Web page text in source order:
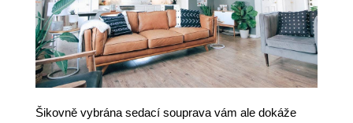
Šikovně vybrána sedací souprava vám ale dokáže